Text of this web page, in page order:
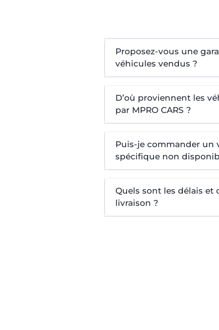
Proposez-vous une
véhicules vendus ?
D’où proviennent les
par MPRO CARS ?
Puis-je commander un
spécifique non
Quels sont les délais et
livraison ?